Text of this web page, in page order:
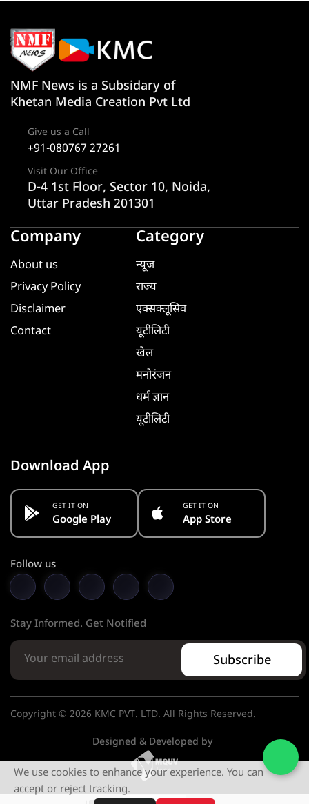
NMF News is a Subsidary of
Khetan Media Creation Pvt Ltd
Give us a Call
+91-080767 27261
Visit Our Office
D-4 1st Floor, Sector 10, Noida,
Uttar Pradesh 201301
Company
About us
Privacy Policy
Disclaimer
Contact
Category
न्यूज
राज्य
एक्सक्लूसिव
यूटीलिटी
खेल
मनोरंजन
धर्म ज्ञान
यूटीलिटी
Download App
GET IT ON
Google Play
GET IT ON
App Store
Follow us
Stay Informed. Get Notified
Subscribe
Copyright © 2026 KMC PVT. LTD. All Rights Reserved.
Designed & Developed by
We use cookies to enhance your experience. You can
accept or reject tracking.